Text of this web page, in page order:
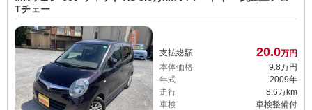
Tチェー
支払総額 20.0万円
本体価格
9. 8万円
年式
2009年
走行
8.6万km
車検
車検整備付